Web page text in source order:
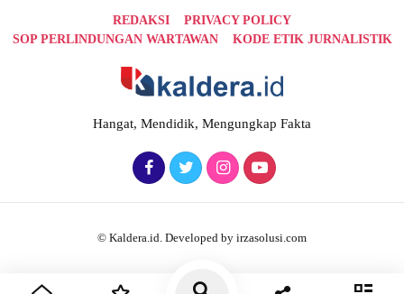
REDAKSI
PRIVACY POLICY
SOP PERLINDUNGAN WARTAWAN
KODE ETIK JURNALISTIK
Hangat, Mendidik, Mengungkap Fakta
© Kaldera.id. Developed by irzasolusi.com